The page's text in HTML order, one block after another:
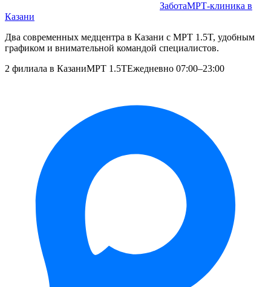
ЗаботаМРТ‑клиника в
Казани
Два современных медцентра в Казани с МРТ 1.5T, удобным
графиком и внимательной командой специалистов.
2 филиала в КазаниМРТ 1.5TЕжедневно 07:00–23:00